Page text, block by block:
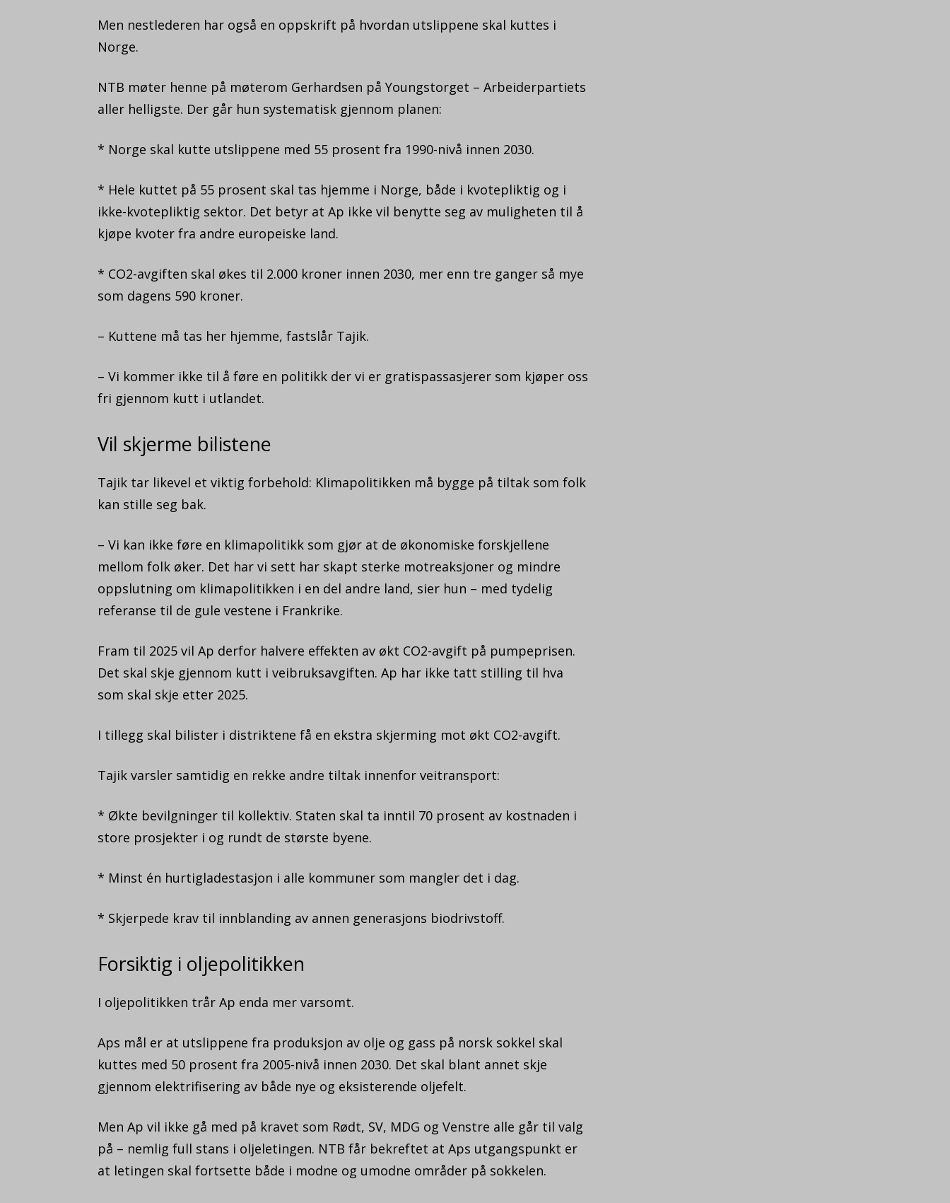
Men nestlederen har også en oppskrift på hvordan utslippene skal kuttes i
Norge.
NTB møter henne på møterom Gerhardsen på Youngstorget – Arbeiderpartiets
aller helligste. Der går hun systematisk gjennom planen:
* Norge skal kutte utslippene med 55 prosent fra 1990-nivå innen 2030.
* Hele kuttet på 55 prosent skal tas hjemme i Norge, både i kvotepliktig og i
ikke-kvotepliktig sektor. Det betyr at Ap ikke vil benytte seg av muligheten til å
kjøpe kvoter fra andre europeiske land.
* CO2-avgiften skal økes til 2.000 kroner innen 2030, mer enn tre ganger så mye
som dagens 590 kroner.
– Kuttene må tas her hjemme, fastslår Tajik.
– Vi kommer ikke til å føre en politikk der vi er gratispassasjerer som kjøper oss
fri gjennom kutt i utlandet.
Vil skjerme bilistene
Tajik tar likevel et viktig forbehold: Klimapolitikken må bygge på tiltak som folk
kan stille seg bak.
– Vi kan ikke føre en klimapolitikk som gjør at de økonomiske forskjellene
mellom folk øker. Det har vi sett har skapt sterke motreaksjoner og mindre
oppslutning om klimapolitikken i en del andre land, sier hun – med tydelig
referanse til de gule vestene i Frankrike.
Fram til 2025 vil Ap derfor halvere effekten av økt CO2-avgift på pumpeprisen.
Det skal skje gjennom kutt i veibruksavgiften. Ap har ikke tatt stilling til hva
som skal skje etter 2025.
I tillegg skal bilister i distriktene få en ekstra skjerming mot økt CO2-avgift.
Tajik varsler samtidig en rekke andre tiltak innenfor veitransport:
* Økte bevilgninger til kollektiv. Staten skal ta inntil 70 prosent av kostnaden i
store prosjekter i og rundt de største byene.
* Minst én hurtigladestasjon i alle kommuner som mangler det i dag.
* Skjerpede krav til innblanding av annen generasjons biodrivstoff.
Forsiktig i oljepolitikken
I oljepolitikken trår Ap enda mer varsomt.
Aps mål er at utslippene fra produksjon av olje og gass på norsk sokkel skal
kuttes med 50 prosent fra 2005-nivå innen 2030. Det skal blant annet skje
gjennom elektrifisering av både nye og eksisterende oljefelt.
Men Ap vil ikke gå med på kravet som Rødt, SV, MDG og Venstre alle går til valg
på – nemlig full stans i oljeletingen. NTB får bekreftet at Aps utgangspunkt er
at letingen skal fortsette både i modne og umodne områder på sokkelen.